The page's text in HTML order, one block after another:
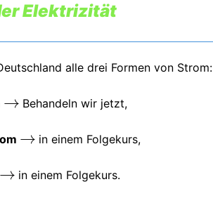
Elektrizität
alle drei Formen von Strom:
Behandeln wir jetzt,
in einem Folgekurs,
in einem Folgekurs.